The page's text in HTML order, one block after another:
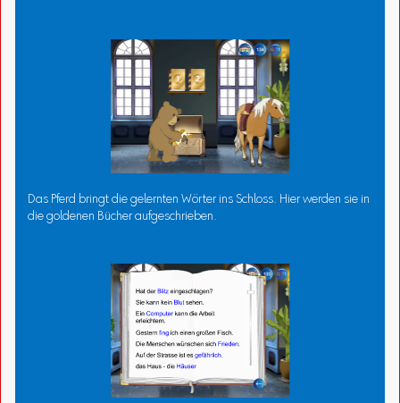
Das Pferd bringt die gelernten Wörter ins Schloss. Hier werden sie in
die goldenen Bücher aufgeschrieben.